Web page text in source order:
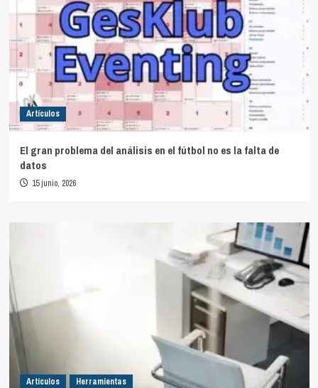
Artículos
El gran problema del análisis en el fútbol no es la falta de
datos
15 junio, 2026
Artículos Herramientas